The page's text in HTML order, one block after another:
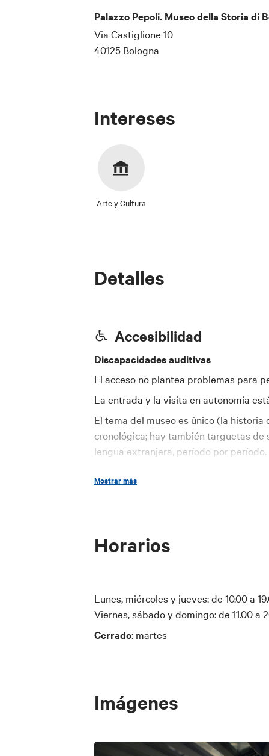
Palazzo Pepoli. Museo della Storia di
Via Castiglione 10
40125 Bologna
Intereses
Arte y Cultura
Detalles
Accesibilidad
Discapacidades auditivas
El acceso no plantea problemas para
La entrada y la visita en autonomía
El tema del museo es único (la
cronológica; hay también targuetas de
lengua extranjera, período por
El lenguaje de de los paneles
Los que quieren profundizar la visita
No se prevén modalidades de
como en el elevador.
puedan encontrar dificultad en la
una calle etrusca con suelos
presencia de un tramo de escaleras
Teatro Virtual es reducido y podría
Mostrar más
Horarios
Lunes, miércoles y jueves: de 10.00 a
Viernes, sábado y domingo: de 11.00 a
Cerrado: martes
Imágenes